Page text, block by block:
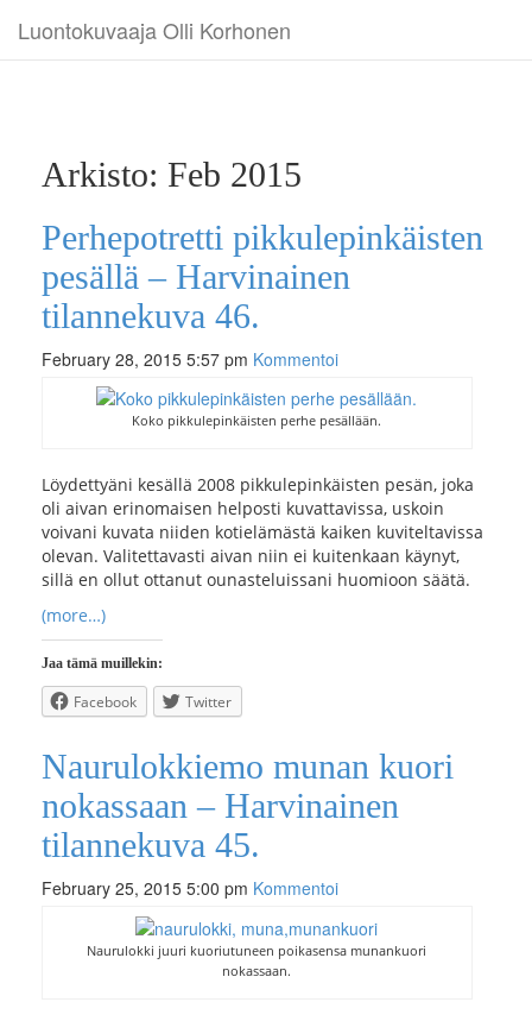
Luontokuvaaja Olli Korhonen
Arkisto: Feb 2015
Perhepotretti pikkulepinkäisten
pesällä – Harvinainen
tilannekuva 46.
February 28, 2015 5:57 pm Kommentoi
Koko pikkulepinkäisten perhe pesällään.
Löydettyäni kesällä 2008 pikkulepinkäisten pesän, joka
oli aivan erinomaisen helposti kuvattavissa, uskoin
voivani kuvata niiden kotielämästä kaiken kuviteltavissa
olevan. Valitettavasti aivan niin ei kuitenkaan käynyt,
sillä en ollut ottanut ounasteluissani huomioon säätä.
(more…)
Jaa tämä muillekin:
Facebook Twitter
Naurulokkiemo munan kuori
nokassaan – Harvinainen
tilannekuva 45.
February 25, 2015 5:00 pm Kommentoi
Naurulokki juuri kuoriutuneen poikasensa munankuori
nokassaan.